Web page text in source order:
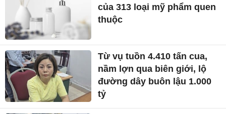
của 313 loại mỹ phẩm quen
thuộc
Từ vụ tuồn 4.410 tấn cua,
nầm lợn qua biên giới, lộ
đường dây buôn lậu 1.000
tỷ